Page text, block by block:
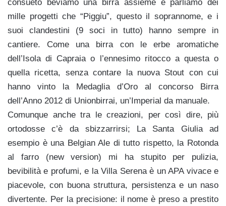
consueto beviamo una birra assieme e parliamo dei
mille progetti che “Piggiu”, questo il soprannome, e i
suoi clandestini (9 soci in tutto) hanno sempre in
cantiere. Come una birra con le erbe aromatiche
dell’Isola di Capraia o l’ennesimo ritocco a questa o
quella ricetta, senza contare la nuova Stout con cui
hanno vinto la Medaglia d’Oro al concorso Birra
dell’Anno 2012 di Unionbirrai, un’Imperial da manuale.
Comunque anche tra le creazioni, per così dire, più
ortodosse c’è da sbizzarrirsi; La Santa Giulia ad
esempio è una Belgian Ale di tutto rispetto, la Rotonda
al farro (new version) mi ha stupito per pulizia,
bevibilità e profumi, e la Villa Serena è un APA vivace e
piacevole, con buona struttura, persistenza e un naso
divertente. Per la precisione: il nome è preso a prestito